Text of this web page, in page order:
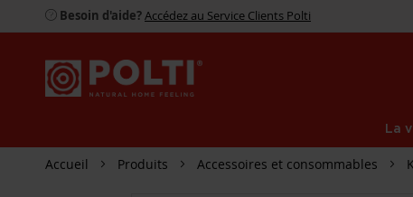
Besoin d'aide?Accédez au Service Clients Polti
La
Accueil Produits Accessoires et consommables